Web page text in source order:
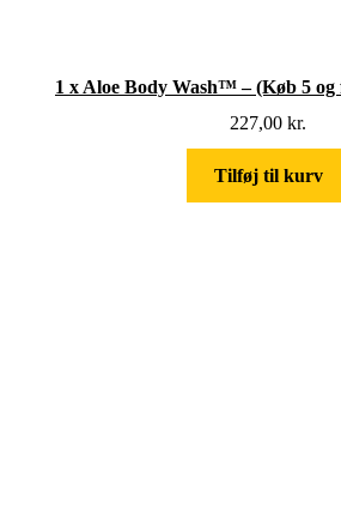
1 x Aloe Body Wash™ – (Køb 5 og
227,00 kr.
Tilføj til kurv